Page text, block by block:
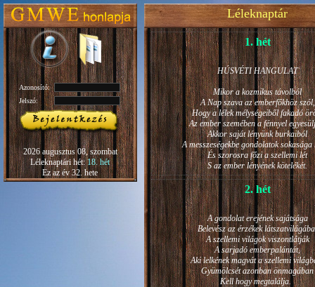
Azonosító:
Jelszó:
2026 augusztus 08, szombat
Léleknaptári hét:18. hét
Ez az év 32. hete
Léleknaptár
1. hét
HÚSVÉTI HANGULAT
Mikor a kozmikus távolból
A Nap szava az emberfőkhöz szól,
Hogy a lélek mélységeiből fakadó
Az ember szemében a fénnyel
Akkor saját lényünk burkaiból
A messzeségekbe gondolatok sokasága
És szorosra főzi a szellemi lét
S az ember lényének kötelékét.
2. hét
A gondolat erejének sajátsága
Belevész az érzékek
A szellemi világok viszontlátják
A sarjadó emberpalántát,
Aki lelkének magvát a szellemi
Gyümölcsét azonban önmagában
Kell hogy megtalálja.